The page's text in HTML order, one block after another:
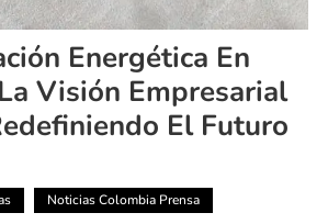
Energética En
Visión Empresarial
El Futuro
Noticias Colombia Prensa